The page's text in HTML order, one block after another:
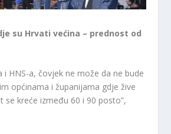
su Hrvati većina – prednost od
i HNS-a, čovjek ne može da ne bude
općinama i županijama gdje žive
se kreće između 60 i 90 posto”,